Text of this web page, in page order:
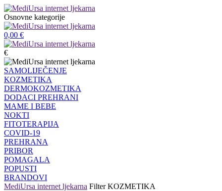
Osnovne kategorije
0,00 €
€
SAMOLIJEČENJE
KOZMETIKA
DERMOKOZMETIKA
DODACI PREHRANI
MAME I BEBE
NOKTI
FITOTERAPIJA
COVID-19
PREHRANA
PRIBOR
POMAGALA
POPUSTI
BRANDOVI
MediUrsa internet ljekarna Filter KOZMETIKA